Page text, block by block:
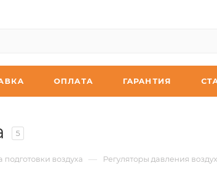
ОПЛАТА ГАРАНТИЯ
5
подготовки воздуха — Регуляторы давления